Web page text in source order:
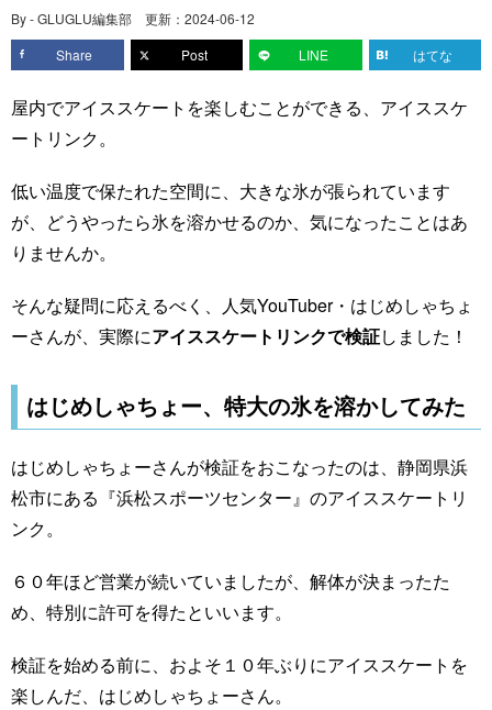
By - GLUGLU編集部 更新： 2024-06-12
Share
Post LINE はてな
屋内でアイススケートを楽しむことができる、アイススケ
ートリンク。
低い温度で保たれた空間に、大きな氷が張られています
が、どうやったら氷を溶かせるのか、気になったことはあ
りませんか。
そんな疑問に応えるべく、人気YouTuber・はじめしゃちょ
ーさんが、実際にアイススケートリンクで検証しました！
はじめしゃちょー、特大の氷を溶かしてみた
はじめしゃちょーさんが検証をおこなったのは、静岡県浜
松市にある『浜松スポーツセンター』のアイススケートリ
ンク。
６０年ほど営業が続いていましたが、解体が決まったた
め、特別に許可を得たといいます。
検証を始める前に、およそ１０年ぶりにアイススケートを
楽しんだ、はじめしゃちょーさん。